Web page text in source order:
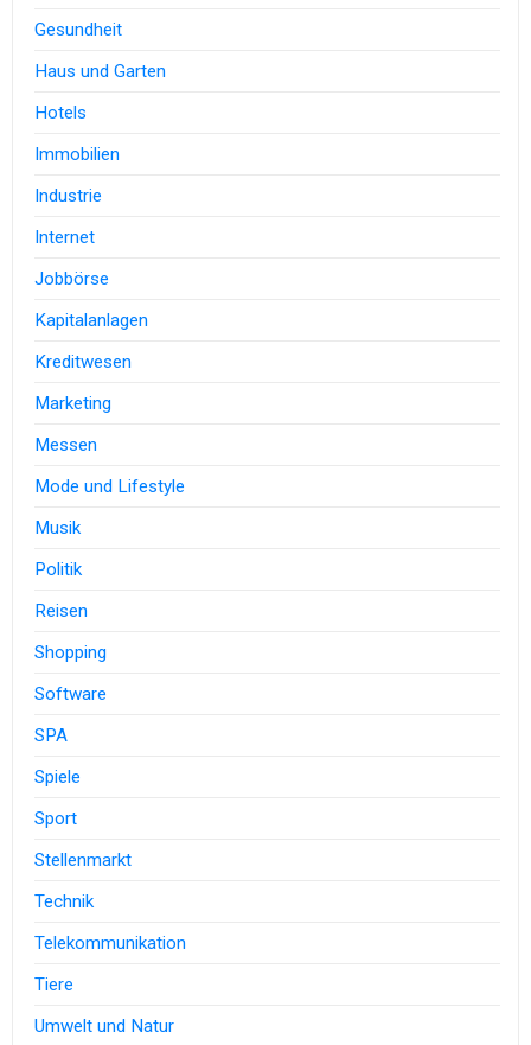
Gesundheit
Haus und Garten
Hotels
Immobilien
Industrie
Internet
Jobbörse
Kapitalanlagen
Kreditwesen
Marketing
Messen
Mode und Lifestyle
Musik
Politik
Reisen
Shopping
Software
SPA
Spiele
Sport
Stellenmarkt
Technik
Telekommunikation
Tiere
Umwelt und Natur